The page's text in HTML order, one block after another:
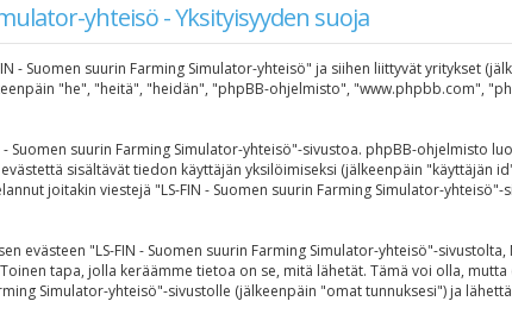
yhteisö - Yksityisyyden suoja
- Suomen suurin Farming Simulator-yhteisö" ja siihen liittyvät yritykset
"he", "heitä", "heidän", "phpBB-ohjelmisto", "www.phpbb.com",
- Suomen suurin Farming Simulator-yhteisö"-sivustoa. phpBB-
sisältävät tiedon käyttäjän yksilöimiseksi (jälkeenpäin "käyttäjän
joitakin viestejä "LS-FIN - Suomen suurin Farming Simulator-
evästeen "LS-FIN - Suomen suurin Farming Simulator-yhteisö"-
tapa, jolla keräämme tietoa on se, mitä lähetät. Tämä voi olla,
Simulator-yhteisö"-sivustolle (jälkeenpäin "omat tunnuksesi") ja